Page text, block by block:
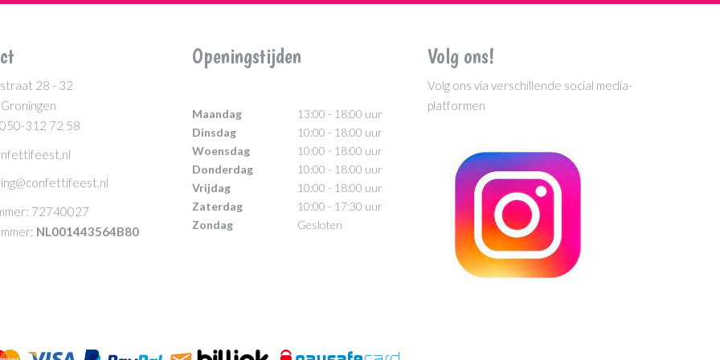
28 - 32
312 72 58
72740027
NL001443564B80
Openingstijden
Maandag
13:00 - 18:00 uur
Dinsdag
10:00 - 18:00 uur
Woensdag
10:00 - 18:00 uur
Donderdag
10:00 - 18:00 uur
Vrijdag
10:00 - 18:00 uur
Zaterdag
10:00 - 17:30 uur
Zondag
Gesloten
Volg ons!
Volg ons via verschillende social media-
platformen